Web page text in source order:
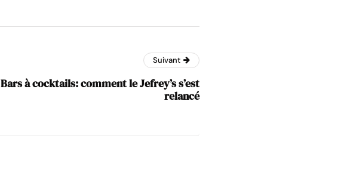
Suivant
Bars à cocktails: comment le Jefrey’s s’est
relancé